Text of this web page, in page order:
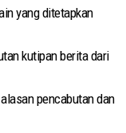
yang ditetapkan
kutipan berita dari
pencabutan dan